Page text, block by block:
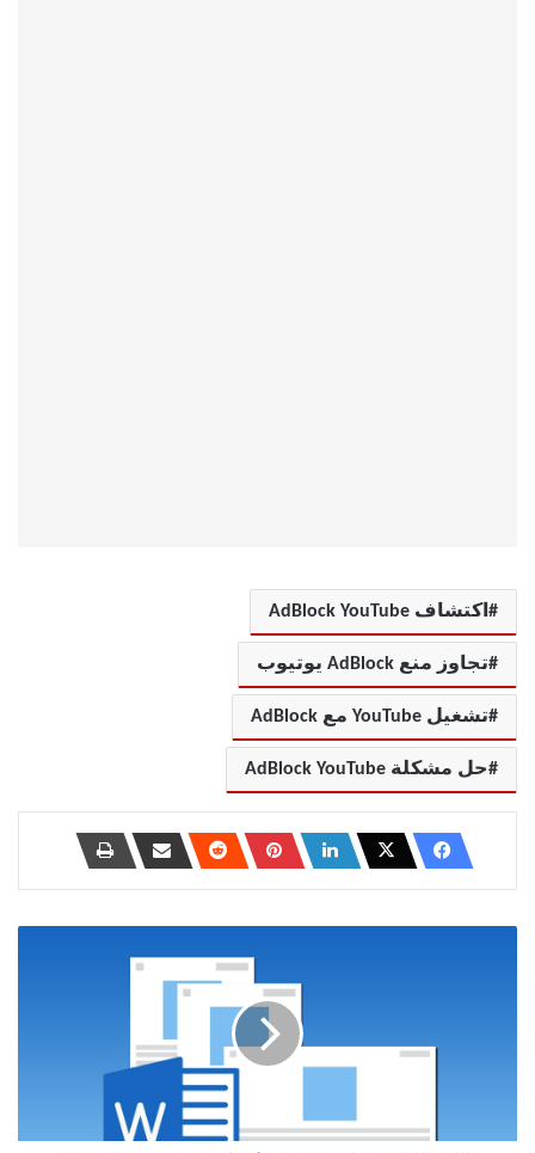
اكتشاف AdBlock YouTube
تجاوز منع AdBlock يوتيوب
تشغيل YouTube مع AdBlock
حل مشكلة AdBlock YouTube
Word